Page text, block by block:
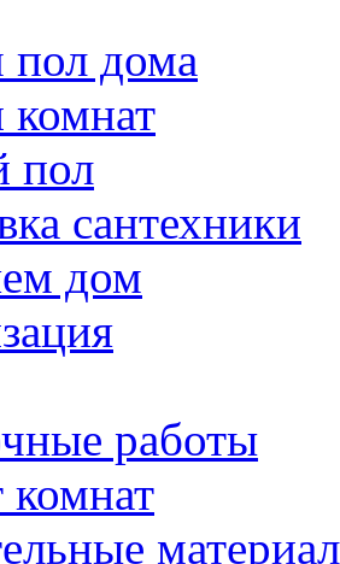
пол дома
пол
сантехники
дом
работы